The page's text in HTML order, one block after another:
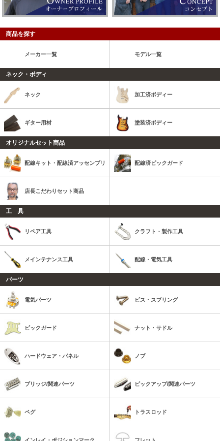
商品を探す
メーカー一覧 モデル一覧
ネック・ボディ
ネック 加工済ボディー
ギター用材 塗装済ボディー
オリジナルセット商品
配線キット・配線済アッセンブリ 配線済ピックガード
店長こだわりセット商品
工 具
リペア工具 クラフト・製作工具
メインテナンス工具 配線・電気工具
パーツ
電気パーツ ビス・スプリング
ピックガード ナット・サドル
ハードウェア・パネル ノブ
ブリッジ/関連パーツ ピックアップ/関連パーツ
ペグ トラスロッド